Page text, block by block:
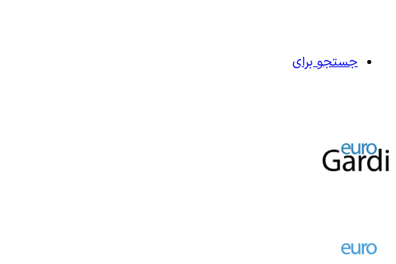
جستجو برای